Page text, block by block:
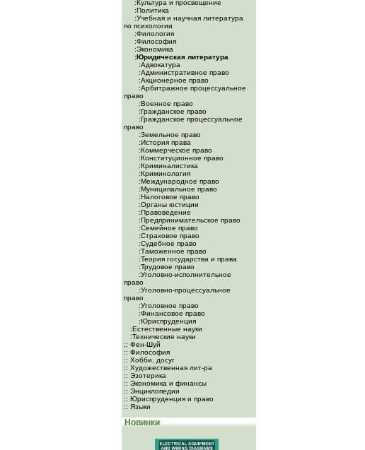
:Культура и просвещение
:Политика
:Учебная и научная литература
по психологии
:Филология
:Философия
:Экономика
:Юридическая литература
:Адвокатура
:Административное право
:Акционерное право
:Арбитражное процессуальное
право
:Военное право
:Гражданское право
:Гражданское процессуальное
право
:Земельное право
:История права
:Коммерческое право
:Конституционное право
:Криминалистика
:Криминология
:Международное право
:Муниципальное право
:Налоговое право
:Органы юстиции
:Правоведение
:Предпринимательское право
:Семейное право
:Страховое право
:Судебное право
:Таможенное право
:Теория государства и права
:Трудовое право
:Уголовно-исполнительное
право
:Уголовно-процессуальное
право
:Уголовное право
:Финансовое право
:Юриспруденция
:Естественные науки
:Технические науки
:: Фен-Шуй
:: Философия
:: Хобби, досуг
:: Художественная лит-ра
:: Эзотерика
:: Экономика и финансы
:: Энциклопедии
:: Юриспруденция и право
:: Языки
Новинки